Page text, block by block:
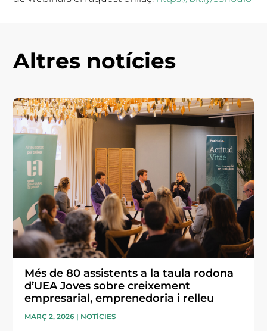
Altres notícies
Més de 80 assistents a la taula rodona
d’UEA Joves sobre creixement
empresarial, emprenedoria i relleu
MARÇ 2, 2026 | NOTÍCIES